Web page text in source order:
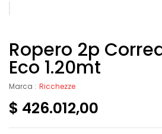
Ropero 2p
Eco 1.20mt
Marca : Ricchezze
$ 426.012,00